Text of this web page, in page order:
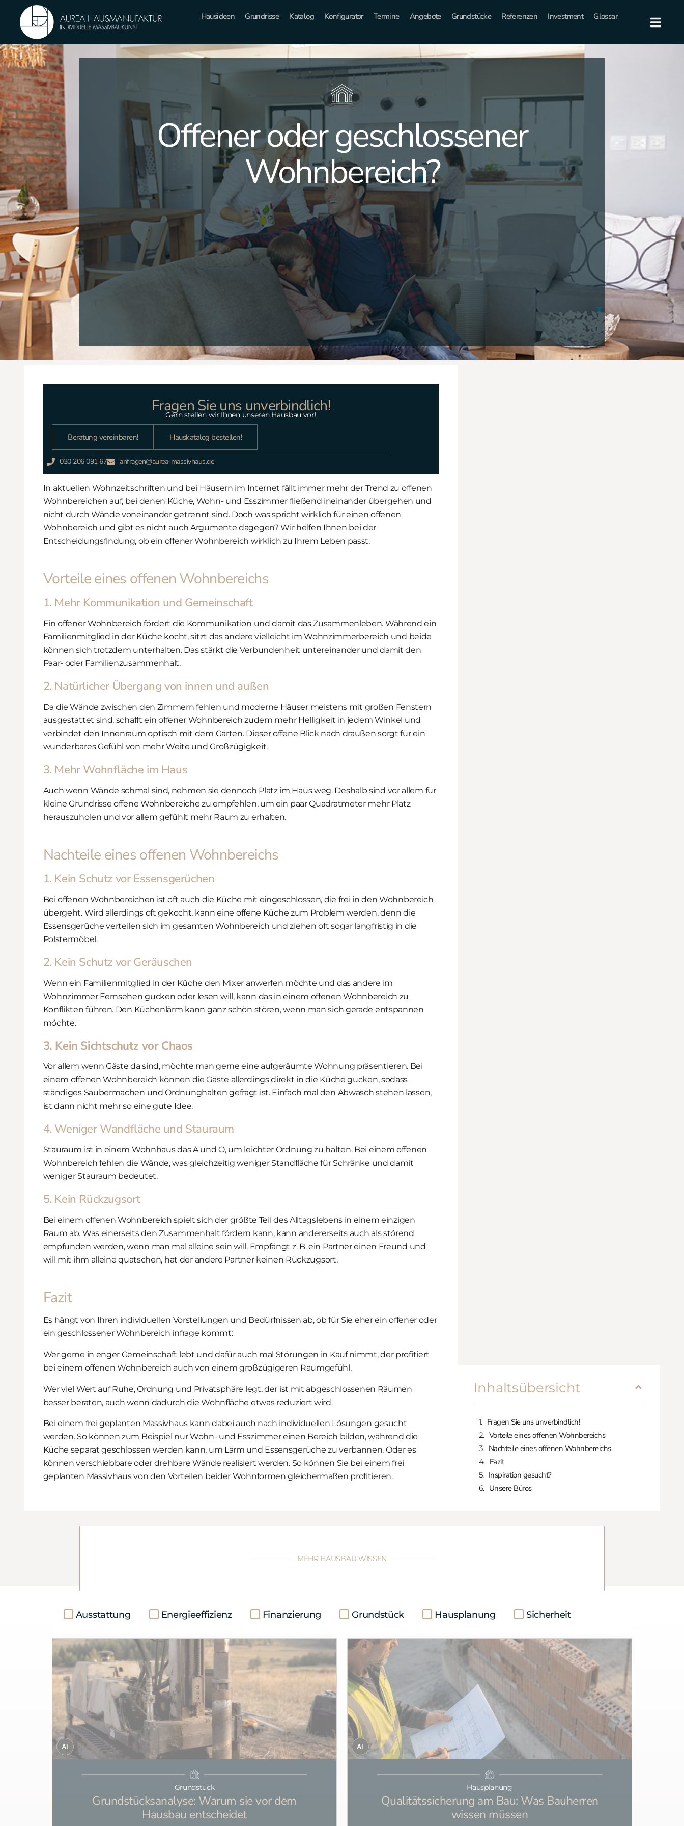
Hausideen Grundrisse Katalog Konfigurator Termine Angebote Grundstücke Referenzen Investment Glossar
Offener oder geschlossener
Wohnbereich?
Fragen Sie uns unverbindlich!
Gern stellen wir Ihnen unseren Hausbau vor!
Beratung vereinbaren! Hauskatalog bestellen!
030 206 091 67 anfragen@aurea-massivhaus.de
In aktuellen Wohnzeitschriften und bei Häusern im Internet fällt immer mehr der Trend zu offenen
Wohnbereichen auf, bei denen Küche, Wohn- und Esszimmer fließend ineinander übergehen und
nicht durch Wände voneinander getrennt sind. Doch was spricht wirklich für einen offenen
Wohnbereich und gibt es nicht auch Argumente dagegen? Wir helfen Ihnen bei der
Entscheidungsfindung, ob ein offener Wohnbereich wirklich zu Ihrem Leben passt.
Vorteile eines offenen Wohnbereichs
1. Mehr Kommunikation und Gemeinschaft
Ein offener Wohnbereich fördert die Kommunikation und damit das Zusammenleben. Während ein
Familienmitglied in der Küche kocht, sitzt das andere vielleicht im Wohnzimmerbereich und beide
können sich trotzdem unterhalten. Das stärkt die Verbundenheit untereinander und damit den
Paar- oder Familienzusammenhalt.
2. Natürlicher Übergang von innen und außen
Da die Wände zwischen den Zimmern fehlen und moderne Häuser meistens mit großen Fenstern
ausgestattet sind, schafft ein offener Wohnbereich zudem mehr Helligkeit in jedem Winkel und
verbindet den Innenraum optisch mit dem Garten. Dieser offene Blick nach draußen sorgt für ein
wunderbares Gefühl von mehr Weite und Großzügigkeit.
3. Mehr Wohnfläche im Haus
Auch wenn Wände schmal sind, nehmen sie dennoch Platz im Haus weg. Deshalb sind vor allem für
kleine Grundrisse offene Wohnbereiche zu empfehlen, um ein paar Quadratmeter mehr Platz
herauszuholen und vor allem gefühlt mehr Raum zu erhalten.
Nachteile eines offenen Wohnbereichs
1. Kein Schutz vor Essensgerüchen
Bei offenen Wohnbereichen ist oft auch die Küche mit eingeschlossen, die frei in den Wohnbereich
übergeht. Wird allerdings oft gekocht, kann eine offene Küche zum Problem werden, denn die
Essensgerüche verteilen sich im gesamten Wohnbereich und ziehen oft sogar langfristig in die
Polstermöbel.
2. Kein Schutz vor Geräuschen
Wenn ein Familienmitglied in der Küche den Mixer anwerfen möchte und das andere im
Wohnzimmer Fernsehen gucken oder lesen will, kann das in einem offenen Wohnbereich zu
Konflikten führen. Den Küchenlärm kann ganz schön stören, wenn man sich gerade entspannen
möchte.
3. Kein Sichtschutz vor Chaos
Vor allem wenn Gäste da sind, möchte man gerne eine aufgeräumte Wohnung präsentieren. Bei
einem offenen Wohnbereich können die Gäste allerdings direkt in die Küche gucken, sodass
ständiges Saubermachen und Ordnunghalten gefragt ist. Einfach mal den Abwasch stehen lassen,
ist dann nicht mehr so eine gute Idee.
4. Weniger Wandfläche und Stauraum
Stauraum ist in einem Wohnhaus das A und O, um leichter Ordnung zu halten. Bei einem offenen
Wohnbereich fehlen die Wände, was gleichzeitig weniger Standfläche für Schränke und damit
weniger Stauraum bedeutet.
5. Kein Rückzugsort
Bei einem offenen Wohnbereich spielt sich der größte Teil des Alltagslebens in einem einzigen
Raum ab. Was einerseits den Zusammenhalt fördern kann, kann andererseits auch als störend
empfunden werden, wenn man mal alleine sein will. Empfängt z. B. ein Partner einen Freund und
will mit ihm alleine quatschen, hat der andere Partner keinen Rückzugsort.
Fazit
Es hängt von Ihren individuellen Vorstellungen und Bedürfnissen ab, ob für Sie eher ein offener oder
ein geschlossener Wohnbereich infrage kommt:
Wer gerne in enger Gemeinschaft lebt und dafür auch mal Störungen in Kauf nimmt, der profitiert
bei einem offenen Wohnbereich auch von einem großzügigeren Raumgefühl.
Wer viel Wert auf Ruhe, Ordnung und Privatsphäre legt, der ist mit abgeschlossenen Räumen
besser beraten, auch wenn dadurch die Wohnfläche etwas reduziert wird.
Bei einem frei geplanten Massivhaus kann dabei auch nach individuellen Lösungen gesucht
werden. So können zum Beispiel nur Wohn- und Esszimmer einen Bereich bilden, während die
Küche separat geschlossen werden kann, um Lärm und Essensgerüche zu verbannen. Oder es
können verschiebbare oder drehbare Wände realisiert werden. So können Sie bei einem frei
geplanten Massivhaus von den Vorteilen beider Wohnformen gleichermaßen profitieren.
Inhaltsübersicht
Fragen Sie uns unverbindlich!
Vorteile eines offenen Wohnbereichs
Nachteile eines offenen Wohnbereichs
Fazit
Inspiration gesucht?
Unsere Büros
MEHR HAUSBAU WISSEN
Ausstattung Energieeffizienz Finanzierung Grundstück Hausplanung Sicherheit
AI
Grundstück
Grundstücksanalyse: Warum sie vor dem
Hausbau entscheidet
AI
Hausplanung
Qualitätssicherung am Bau: Was Bauherren
wissen müssen